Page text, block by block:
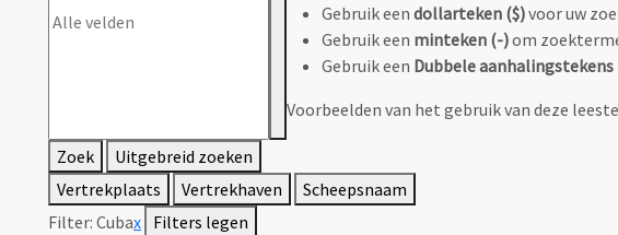
Gebruik een dollarteken ($)voor uw
Gebruik een minteken (-)om
Gebruik een Dubbele
Voorbeelden van het gebruik van deze
Zoek
Uitgebreid zoeken
Vertrekplaats
Vertrekhaven
Scheepsnaam
Filter: Cubax Filters legen